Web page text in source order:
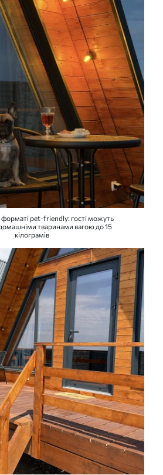
pet-friendly: гості можуть
тваринами вагою до 15
кілограмів